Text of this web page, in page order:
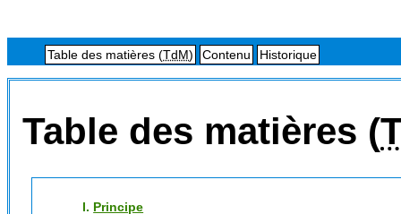
Table des matières (TdM) Contenu Historique
Table des matières (
I. Principe